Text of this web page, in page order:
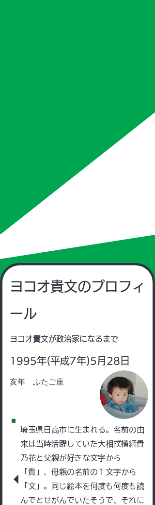
​ヨコオ貴文のプロフィ
ール
​ヨコオ貴文が政治家になるまで
​1995年(平成7年)5月28日
亥年 ふたご座
​埼玉県日高市に生まれる。名前の由
来は当時活躍していた大相撲横綱貴
乃花と父親が好きな文字から
「貴」、母親の名前の１文字から
「文」。
同じ絵本を何度も何度も読
んでとせがんでいたそうで、それに